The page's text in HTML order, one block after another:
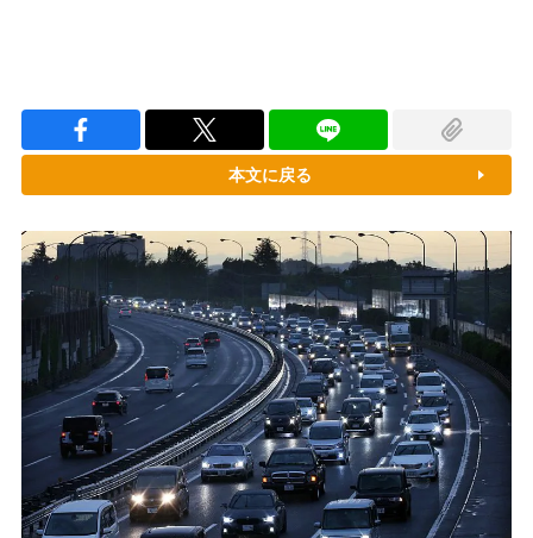
本文に戻る